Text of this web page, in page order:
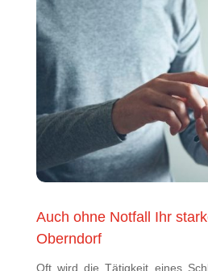
Auch ohne Notfall Ihr
Oberndorf
Oft wird die Tätigkeit eines